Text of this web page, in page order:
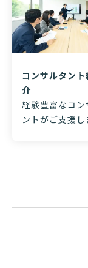
コンサルタント
介
経験豊富なコン
ントがご支援し